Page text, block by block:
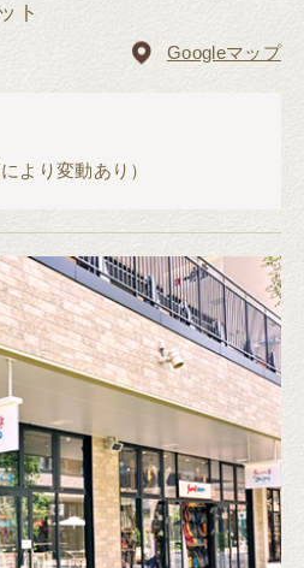
ト
Googleマップ
より変動あり）